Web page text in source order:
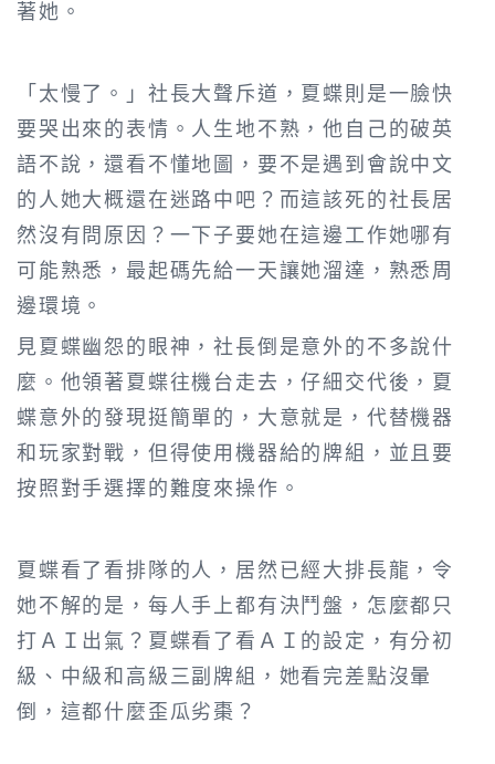
著她。
「太慢了。」社長大聲斥道，夏蝶則是一臉快
要哭出來的表情。人生地不熟，他自己的破英
語不說，還看不懂地圖，要不是遇到會說中文
的人她大概還在迷路中吧？而這該死的社長居
然沒有問原因？一下子要她在這邊工作她哪有
可能熟悉，最起碼先給一天讓她溜達，熟悉周
邊環境。
見夏蝶幽怨的眼神，社長倒是意外的不多說什
麼。他領著夏蝶往機台走去，仔細交代後，夏
蝶意外的發現挺簡單的，大意就是，代替機器
和玩家對戰，但得使用機器給的牌組，並且要
按照對手選擇的難度來操作。
夏蝶看了看排隊的人，居然已經大排長龍，令
她不解的是，每人手上都有決鬥盤，怎麼都只
打ＡＩ出氣？夏蝶看了看ＡＩ的設定，有分初
級、中級和高級三副牌組，她看完差點沒暈
倒，這都什麼歪瓜劣棗？